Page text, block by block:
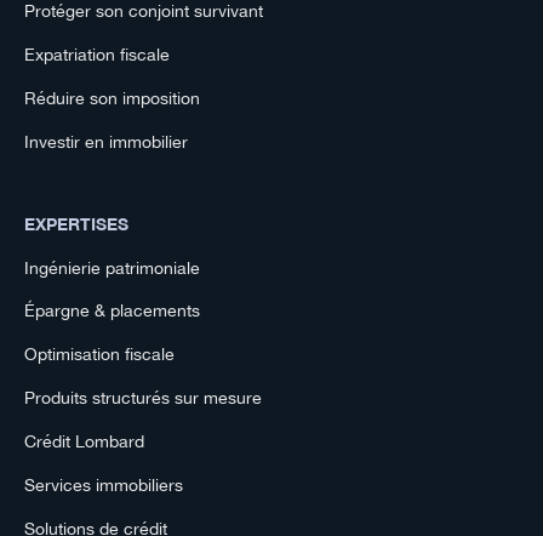
Protéger son conjoint survivant
Expatriation fiscale
Réduire son imposition
Investir en immobilier
EXPERTISES
Ingénierie patrimoniale
Épargne & placements
Optimisation fiscale
Produits structurés sur mesure
Crédit Lombard
Services immobiliers
Solutions de crédit